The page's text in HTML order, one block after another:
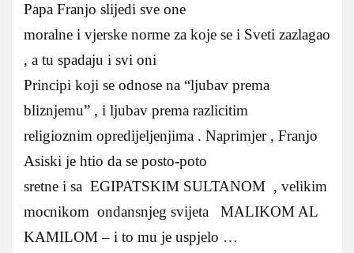
Papa Franjo slijedi sve one
moralne i vjerske norme za koje se i Sveti zazlagao
, a tu spadaju i svi oni
Principi koji se odnose na “ljubav prema
bliznjemu” , i ljubav prema razlicitim
religioznim opredijeljenjima . Naprimjer , Franjo
Asiski je htio da se posto-poto
sretne i sa EGIPATSKIM SULTANOM , velikim
mocnikom ondansnjeg svijeta MALIKOM AL
KAMILOM – i to mu je uspjelo …